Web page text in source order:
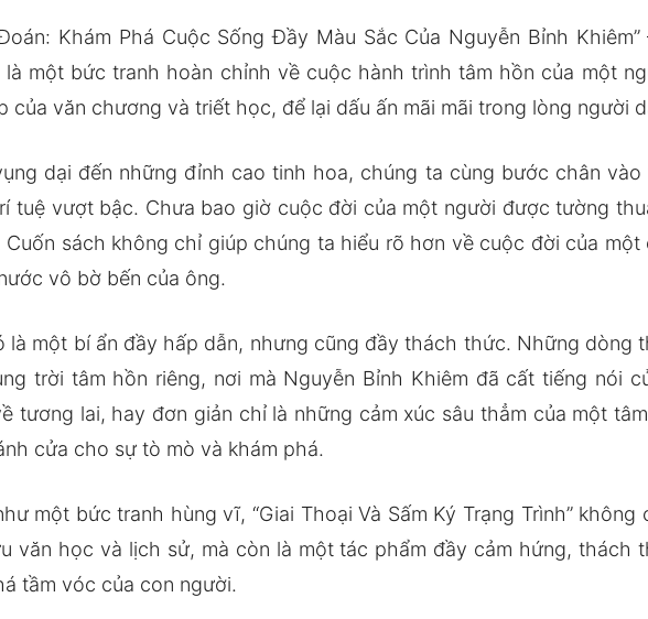
Khám Phá Cuộc Sống Đầy Màu Sắc Của Nguyễn Bỉnh
là một bức tranh hoàn chỉnh về cuộc hành trình tâm hồn của một
của văn chương và triết học, để lại dấu ấn mãi mãi trong lòng người
dại đến những đỉnh cao tinh hoa, chúng ta cùng bước chân
tuệ vượt bậc. Chưa bao giờ cuộc đời của một người được tường
sách không chỉ giúp chúng ta hiểu rõ hơn về cuộc đời của
vô bờ bến của ông.
là một bí ẩn đầy hấp dẫn, nhưng cũng đầy thách thức. Những dòng
trời tâm hồn riêng, nơi mà Nguyễn Bỉnh Khiêm đã cất tiếng nói
tương lai, hay đơn giản chỉ là những cảm xúc sâu thẳm của một
cửa cho sự tò mò và khám phá.
một bức tranh hùng vĩ, “Giai Thoại Và Sấm Ký Trạng Trình”
văn học và lịch sử, mà còn là một tác phẩm đầy cảm hứng, thách
tầm vóc của con người.